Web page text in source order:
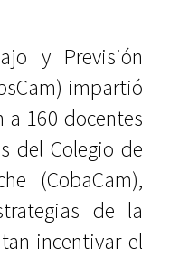
y Previsión
impartió
a 160 docentes
del Colegio de
(CobaCam),
de la
incentivar el